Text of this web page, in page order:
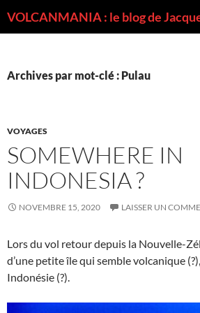
Archives par mot-clé : Pulau
VOYAGES
SOMEWHERE IN
INDONESIA ?
NOVEMBRE 15, 2020 LAISSER UN
Lors du vol retour depuis la Nouvelle-
d’une petite île qui semble volcanique
Indonésie (?).